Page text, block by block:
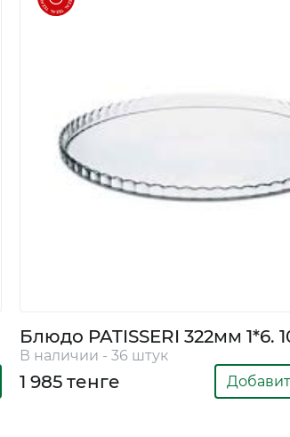
Блюдо PATISSERI 322мм 1*6.
В наличии - 36 штук
1 985 тенге